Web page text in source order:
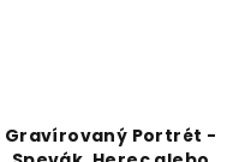
Gravírovaný Portrét -